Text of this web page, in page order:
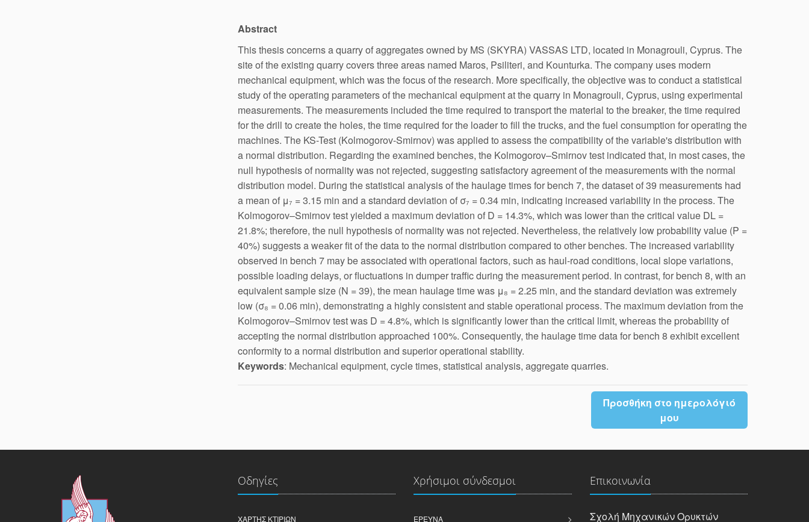
Abstract
This thesis concerns a quarry of aggregates owned by MS (SKYRA) VASSAS LTD, located in Monagrouli, Cyprus. The
site of the existing quarry covers three areas named Maros, Psiliteri, and Kounturka. The company uses modern
mechanical equipment, which was the focus of the research. More specifically, the objective was to conduct a statistical
study of the operating parameters of the mechanical equipment at the quarry in Monagrouli, Cyprus, using experimental
measurements. The measurements included the time required to transport the material to the breaker, the time required
for the drill to create the holes, the time required for the loader to fill the trucks, and the fuel consumption for operating the
machines. The KS-Test (Kolmogorov-Smirnov) was applied to assess the compatibility of the variable's distribution with
a normal distribution. Regarding the examined benches, the Kolmogorov–Smirnov test indicated that, in most cases, the
null hypothesis of normality was not rejected, suggesting satisfactory agreement of the measurements with the normal
distribution model. During the statistical analysis of the haulage times for bench 7, the dataset of 39 measurements had
a mean of μ₇ = 3.15 min and a standard deviation of σ₇ = 0.34 min, indicating increased variability in the process. The
Kolmogorov–Smirnov test yielded a maximum deviation of D = 14.3%, which was lower than the critical value DL =
21.8%; therefore, the null hypothesis of normality was not rejected. Nevertheless, the relatively low probability value (P =
40%) suggests a weaker fit of the data to the normal distribution compared to other benches. The increased variability
observed in bench 7 may be associated with operational factors, such as haul-road conditions, local slope variations,
possible loading delays, or fluctuations in dumper traffic during the measurement period. In contrast, for bench 8, with an
equivalent sample size (N = 39), the mean haulage time was μ₈ = 2.25 min, and the standard deviation was extremely
low (σ₈ = 0.06 min), demonstrating a highly consistent and stable operational process. The maximum deviation from the
Kolmogorov–Smirnov test was D = 4.8%, which is significantly lower than the critical limit, whereas the probability of
accepting the normal distribution approached 100%. Consequently, the haulage time data for bench 8 exhibit excellent
conformity to a normal distribution and superior operational stability.
Keywords: Mechanical equipment, cycle times, statistical analysis, aggregate quarries.
Προσθήκη στο ημερολόγιό
μου
Οδηγίες
ΧΆΡΤΗΣ ΚΤΙΡΊΩΝ
Χρήσιμοι σύνδεσμοι
ΈΡΕΥΝΑ
Επικοινωνία
Σχολή Μηχανικών Oρυκτών